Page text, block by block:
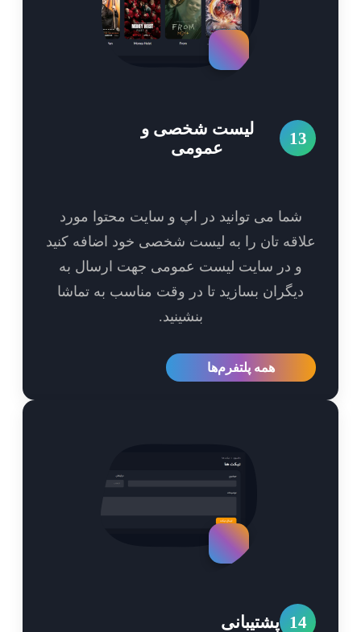
لیست شخصی و
عمومی
شما می توانید در اپ و سایت محتوا مورد
تان را به لیست شخصی خود اضافه کنید
و در سایت لیست عمومی جهت ارسال به
دیگران بسازید تا در وقت مناسب به تماشا
همه پلتفرم‌ها
پشتیبانی